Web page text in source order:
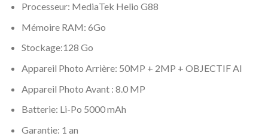
Processeur: MediaTek Helio G88
Mémoire RAM: 6Go
Stockage:128 Go
Appareil Photo Arrière: 50MP + 2MP + OBJECTIF AI
Appareil Photo Avant : 8.0 MP
Batterie: Li-Po 5000 mAh
Garantie: 1 an